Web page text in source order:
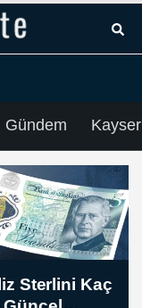
Gündem
Doları